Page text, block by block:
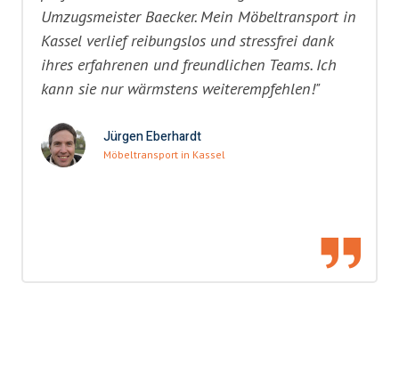
Umzugsmeister Baecker. Mein Möbeltransport in
Kassel verlief reibungslos und stressfrei dank
ihres erfahrenen und freundlichen Teams. Ich
kann sie nur wärmstens weiterempfehlen!"
Jürgen Eberhardt
Möbeltransport in Kassel